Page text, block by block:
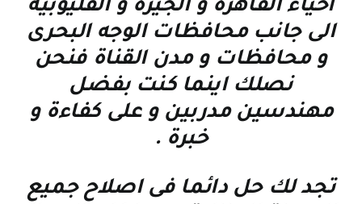
احياء القاهرة و الجيزة و القليوبية
الى جانب محافظات الوجه البحرى
و محافظات و مدن القناة فنحن
نصلك اينما كنت بفضل
مهندسين مدربين و على كفاءة و
خبرة .
تجد لك حل دائما فى اصلاح جميع